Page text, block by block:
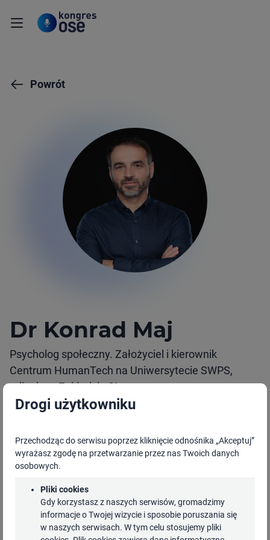
Drogi użytkowniku
Przechodząc do serwisu poprzez kliknięcie odnośnika „Akceptuj”
wyrażasz zgodę na przetwarzanie przez nas Twoich danych
osobowych.
Pliki cookies
Gdy korzystasz z naszych serwisów, gromadzimy
informacje o Twojej wizycie i sposobie poruszania się
w naszych serwisach. W tym celu stosujemy pliki
Powrót
Dr Konrad Maj
Psycholog społeczny. Założyciel i kierownik
Centrum HumanTech na Uniwersytecie SWPS,
adiunkt w Zakładzie SI
SWPS, adiunkt w Zakładzie Sztucznej Inteligencji na
Wydziale Projektowania w Warszawie. Naukowo
aspektami nowych technologii, zwłaszcza sztuczną
inteligencją oraz robotyką humanoidalną. Pionier
badań eksperymentalnych w obszarze interakcji